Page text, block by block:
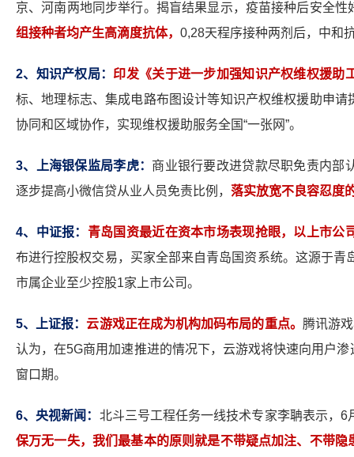
京、河南两地同步举行。揭盲结果显示，疫苗接种后安全性
组接种者均产生高滴度抗体， 0,28天程序接种两剂后，中和
2、知识产权局： 印发《关于进一步加强知识产权维权援助
标、地理标志、集成电路布图设计等知识产权维权援助申
协同和区域协作，实现维权援助服务全国“一张网”。
3、上海银保监局李虎： 商业银行要改进贷款尽职免责内部
逐步提高小微信贷从业人员免责比例， 落实放宽不良容忍度
4、中证报： 青岛国资最近在资本市场表现抢眼，以上市公
布进行控股权交易，买家全部来自青岛国资系统。这源于
市属企业至少控股1家上市公司。
5、上证报：云游戏正在成为机构加码布局的重点。 腾讯游
认为，在5G商用加速推进的情况下，云游戏将快速向用户
窗口期。
6、央视新闻： 北斗三号工程任务一线技术专家李聃表示，
保万无一失，我们最基本的原则就是不带疑点加注、不带隐